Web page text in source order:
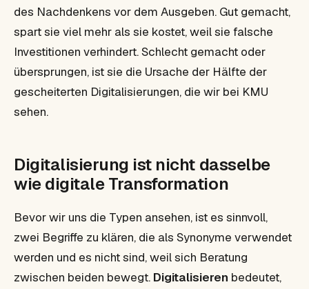
des Nachdenkens vor dem Ausgeben. Gut gemacht,
spart sie viel mehr als sie kostet, weil sie falsche
Investitionen verhindert. Schlecht gemacht oder
übersprungen, ist sie die Ursache der Hälfte der
gescheiterten Digitalisierungen, die wir bei KMU
sehen.
Digitalisierung ist nicht dasselbe
wie digitale Transformation
Bevor wir uns die Typen ansehen, ist es sinnvoll,
zwei Begriffe zu klären, die als Synonyme verwendet
werden und es nicht sind, weil sich Beratung
zwischen beiden bewegt. Digitalisieren bedeutet,